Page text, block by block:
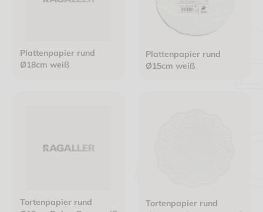
Plattenpapier rund
Ø18cm weiß
Plattenpapier rund
Ø15cm weiß
Tortenpapier rund
Tortenpapier rund